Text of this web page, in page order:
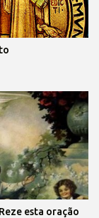
esta oração